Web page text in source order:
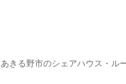
あきる野市のシェアハウス・ル